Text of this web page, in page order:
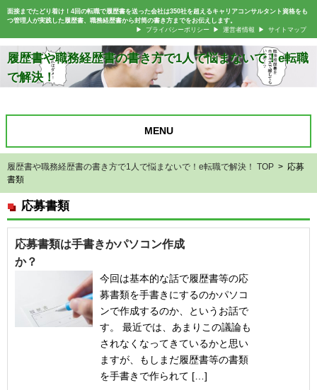
面接までたどり着け！4回の転職で履歴書を送った会社は350社を超えるキャリアコンサルタント資格をも
つ管理人が実践した履歴書、職務経歴書から封筒の書き方までをお伝えします。
プライバシーポリシー
運営者情報 サイトマップ
履歴書や職務経歴書の書き方で1人で悩まないで！e転職
で解決！
MENU
履歴書や職務経歴書の書き方で1人で悩まないで！e転職で解決！ TOP > 応募
書類
応募書類
応募書類は手書きかパソコン作成
か？
今回は基本的な話で履歴書等の応
募書類を手書きにするのかパソコ
ンで作成するのか、というお話で
す。 最近では、あまりこの議論も
されなくなってきているかと思い
ますが、もしまだ履歴書等の書類
を手書きで作られて […]